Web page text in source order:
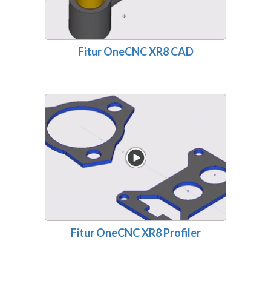
Fitur OneCNC XR8 CAD
Fitur OneCNC XR8 Profiler